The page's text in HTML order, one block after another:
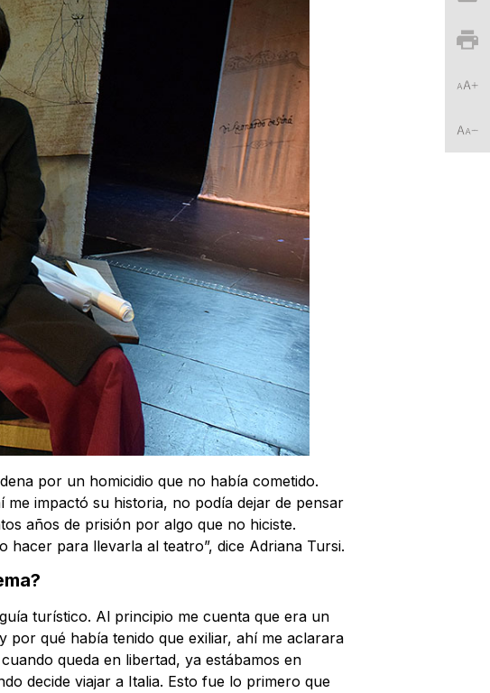
por un homicidio que no había cometido.
impactó su historia, no podía dejar de pensar
años de prisión por algo que no hiciste.
hacer para llevarla al teatro”, dice Adriana Tursi.
turístico. Al principio me cuenta que era un
por qué había tenido que exiliar, ahí me aclarara
queda en libertad, ya estábamos en
decide viajar a Italia. Esto fue lo primero que